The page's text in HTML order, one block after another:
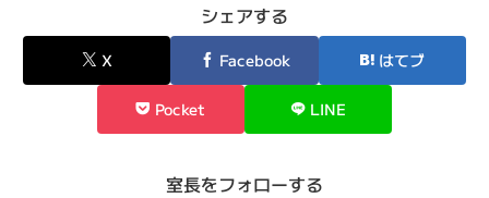
シェアする
X Facebook はてブ
Pocket LINE
室長をフォローする